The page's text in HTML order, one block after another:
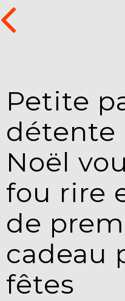
Petite
détente
Noël
fou rire
de
cadeau
fêtes